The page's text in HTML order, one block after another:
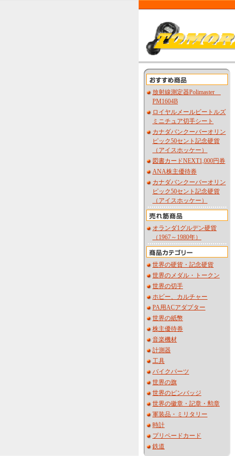
放射線測定器Polimaster
PM1604B
ロイヤルメールビートルズ
ミニチュア切手シート
カナダバンクーバーオリン
ピック50セント記念硬貨
（アイスホッケー）
図書カードNEXT1,000円券
ANA株主優待券
カナダバンクーバーオリン
ピック50セント記念硬貨
（アイスホッケー）
オランダ1グルデン硬貨
（1967～1980年）
世界の硬貨・記念硬貨
世界のメダル・トークン
世界の切手
ホビー、カルチャー
PA用ACアダプター
世界の紙幣
株主優待券
音楽機材
計測器
工具
バイクパーツ
世界の旗
世界のピンバッジ
世界の徽章・記章・勲章
軍装品・ミリタリー
時計
プリペードカード
鉄道